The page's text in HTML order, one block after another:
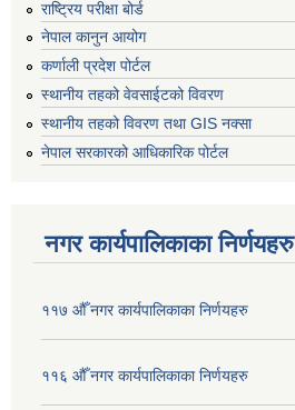
राष्ट्रिय परीक्षा बोर्ड
नेपाल कानुन आयोग
कर्णाली प्रदेश पोर्टल
स्थानीय तहको वेवसाईटको विवरण
स्थानीय तहको विवरण तथा GIS नक्सा
नेपाल सरकारको आधिकारिक पोर्टल
नगर कार्यपालिकाका निर्णयहरु
११७ औँ नगर कार्यपालिकाका निर्णयहरु
११६ औँ नगर कार्यपालिकाका निर्णयहरु